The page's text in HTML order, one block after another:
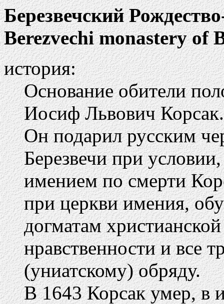
Березвечский
Berezvechi monastery of
история:
Основание обители
Иосиф Львович Корсак.
Он подарил русским
Березвечи при
имением по смерти
при церкви имения,
догматам
нравственности и все
(униатскому) обряду.
В 1643 Корсак умер, в